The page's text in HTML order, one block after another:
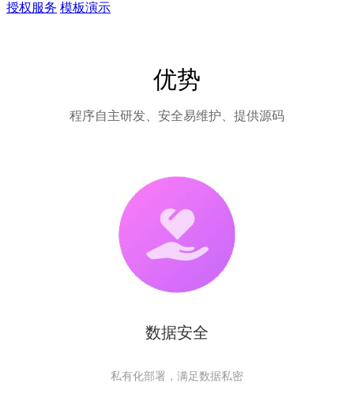
授权服务 模板演示
优势
程序自主研发、安全易维护、提供源码
数据安全
私有化部署，满足数据私密